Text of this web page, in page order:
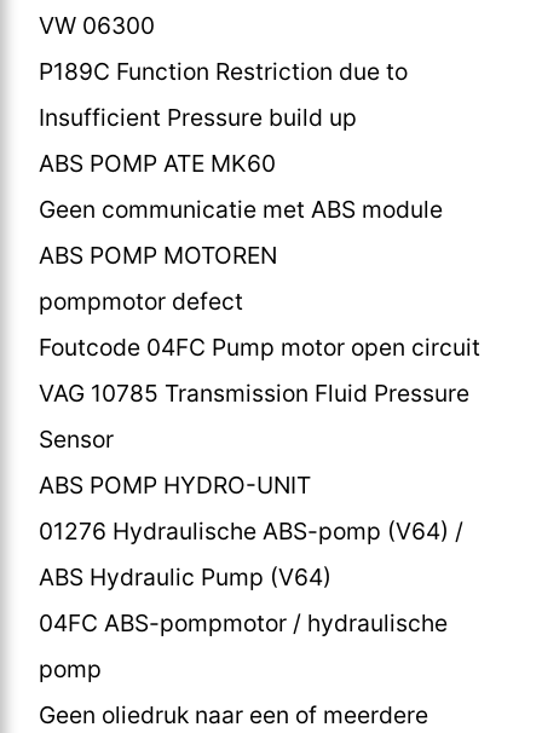
VW 06300
P189C Function Restriction due to
Insufficient Pressure build up
ABS POMP ATE MK60
Geen communicatie met ABS module
ABS POMP MOTOREN
pompmotor defect
Foutcode 04FC Pump motor open circuit
VAG 10785 Transmission Fluid Pressure
Sensor
ABS POMP HYDRO-UNIT
01276 Hydraulische ABS-pomp (V64) /
ABS Hydraulic Pump (V64)
04FC ABS-pompmotor / hydraulische
pomp
Geen oliedruk naar een of meerdere